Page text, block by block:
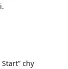
chy